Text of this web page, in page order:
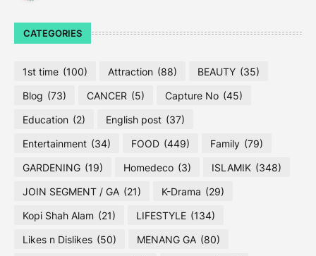
CATEGORIES
1st time (100) Attraction (88) BEAUTY (35)
Blog (73) CANCER (5) Capture No (45)
Education (2) English post (37)
Entertainment (34) FOOD (449) Family (79)
GARDENING (19) Homedeco (3) ISLAMIK (348)
JOIN SEGMENT / GA (21) K-Drama (29)
Kopi Shah Alam (21) LIFESTYLE (134)
Likes n Dislikes (50) MENANG GA (80)